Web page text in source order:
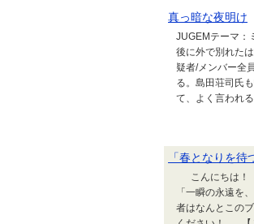
真っ暗な夜明け
JUGEMテーマ：
後に外で別れた
疑者/メンバー全
る。島田荘司氏
て、よく言われ
「春となりを
こんにちは！
「一瞬の永遠を
者はなんとこの